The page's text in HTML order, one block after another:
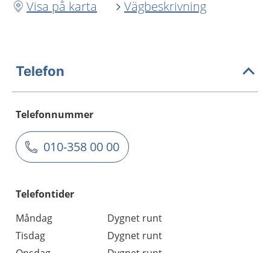
Visa på karta
Vägbeskrivning
Telefon
Telefonnummer
010-358 00 00
Telefontider
Måndag
Dygnet runt
Tisdag
Dygnet runt